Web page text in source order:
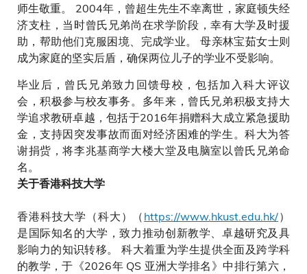
师生敬重。 2004年，曾超生先生不幸离世，家庭顿失经
济支柱，当时曾氏兄弟尚在求学阶段，幸有大学及时援
助，帮助他们克服困境、完成学业。 母亲林宝茹女士则
成为家庭的坚实后盾，确保两位儿子的学业不受影响。
毕业后，曾氏兄弟致力回馈母校，包括加入科大评议
会，积极参与校友事务。多年来，曾氏兄弟积极支持大
学追求教研卓越，包括于2016年捐赠科大成立紧急援助
金，支持因突发事故而面对经济困难的学生。科大为答
谢捐赀，将李兆基商学大楼大堂及电脑室以曾氏兄弟命
名。
关于香港科技大学
香港科技大学（科大）（https://www.hkust.edu.hk/）
是国际知名的大学，致力推动创新教学、卓越研究及具
影响力的知识转移。 科大着重为学生提供全面及跨学科
的教学，于《2026年 QS 亚洲大学排名》中排行第六，